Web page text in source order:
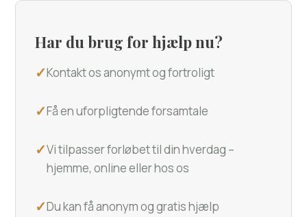
Har du brug for hjælp nu?
✓Kontakt os anonymt og fortroligt
✓Få en uforpligtende forsamtale
✓Vi tilpasser forløbet til din hverdag –
hjemme, online eller hos os
✓Du kan få anonym og gratis hjælp